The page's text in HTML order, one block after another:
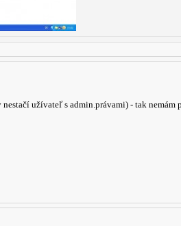
užívateľ s admin.právami) - tak